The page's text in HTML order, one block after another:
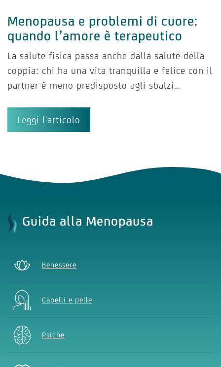
Menopausa e problemi di cuore:
quando l’amore è terapeutico
La salute fisica passa anche dalla salute della
coppia: chi ha una vita tranquilla e felice con il
partner è meno predisposto agli sbalzi…
Leggi l'articolo
Guida alla Menopausa
Benessere
Capelli e pelle
Psiche